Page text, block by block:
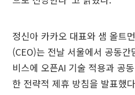
정신아 카카오 대표와 샘 올트
(CEO)는 전날 서울에서 공동간
비스에 오픈AI 기술 적용과 공
한 전략적 제휴 방침을 발표했